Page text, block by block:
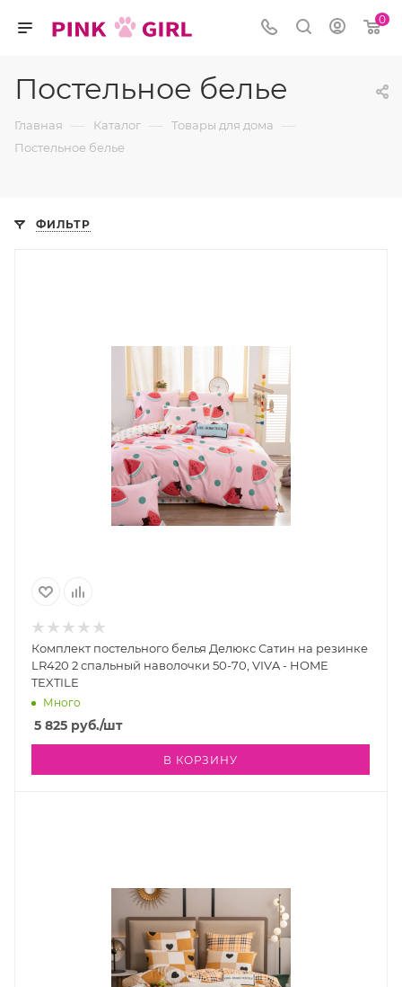
0
Постельное белье
Главная — Каталог — Товары для дома —
Постельное белье
ФИЛЬТР
Комплект постельного белья Делюкс Сатин на резинке
LR420 2 спальный наволочки 50-70, VIVA - HOME
TEXTILE
Много
5 825 руб./шт
В КОРЗИНУ